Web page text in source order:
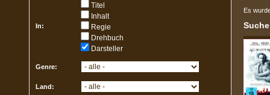
In:
Titel
Inhalt
Regie
Drehbuch
Darsteller
Genre:
Land:
Es